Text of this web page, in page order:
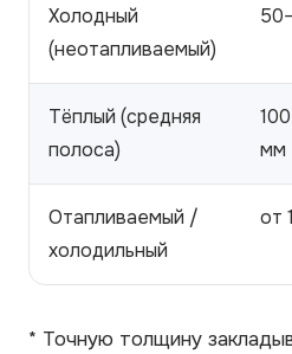
Холодный
(неотапливаемый)
Тёплый (средняя
полоса)
мм
Отапливаемый /
холодильный
от
* Точную толщину